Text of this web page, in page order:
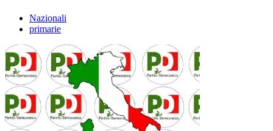
Nazionali
primarie